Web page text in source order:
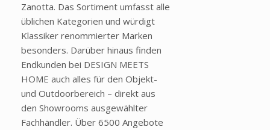
Zanotta. Das Sortiment umfasst alle
üblichen Kategorien und würdigt
Klassiker renommierter Marken
besonders. Darüber hinaus finden
Endkunden bei DESIGN MEETS
HOME auch alles für den Objekt-
und Outdoorbereich – direkt aus
den Showrooms ausgewählter
Fachhändler. Über 6500 Angebote